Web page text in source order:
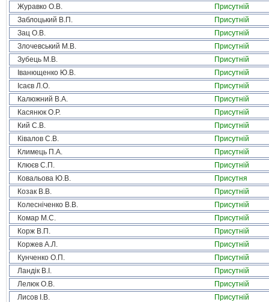
Журавко О.В.
Присутній
Заблоцький В.П.
Присутній
Зац О.В.
Присутній
Злочевський М.В.
Присутній
Зубець М.В.
Присутній
Іванющенко Ю.В.
Присутній
Ісаєв Л.О.
Присутній
Калюжний В.А.
Присутній
Касянюк О.Р.
Присутній
Кий С.В.
Присутній
Ківалов С.В.
Присутній
Климець П.А.
Присутній
Клюєв С.П.
Присутній
Ковальова Ю.В.
Присутня
Козак В.В.
Присутній
Колесніченко В.В.
Присутній
Комар М.С.
Присутній
Корж В.П.
Присутній
Коржев А.Л.
Присутній
Кунченко О.П.
Присутній
Ландік В.І.
Присутній
Лелюк О.В.
Присутній
Лисов І.В.
Присутній